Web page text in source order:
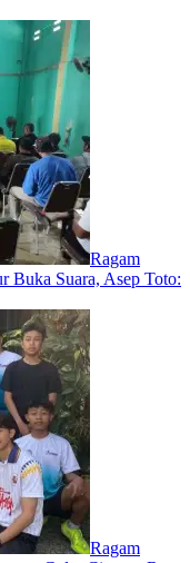
Ragam
Buka Suara, Asep Toto:
Ragam